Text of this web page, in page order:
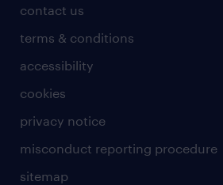
contact us
terms & conditions
accessibility
cookies
privacy notice
misconduct reporting procedure
sitemap